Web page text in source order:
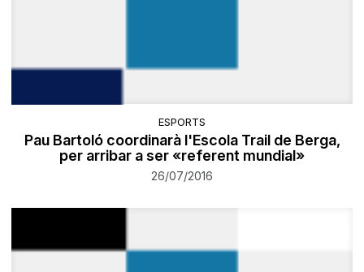
ESPORTS
Pau Bartoló coordinarà l'Escola Trail de Berga,
per arribar a ser «referent mundial»
26/07/2016